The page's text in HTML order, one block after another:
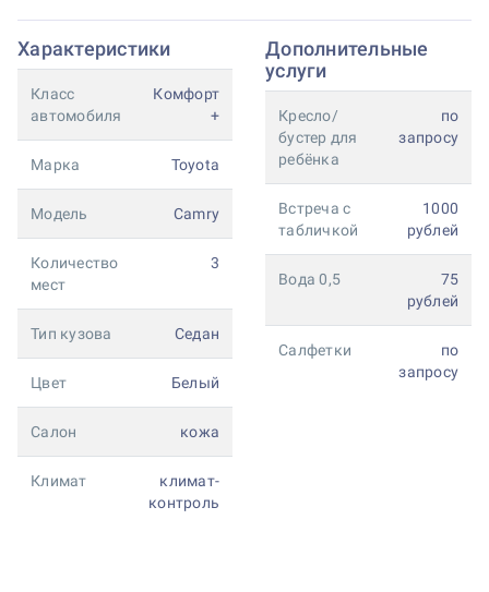
Характеристики
Класс
автомобиля
Комфорт
+
Марка Toyota
Модель Camry
Количество
мест
3
Тип кузова Седан
Цвет Белый
Салон кожа
Климат
климат-
контроль
Дополнительные
услуги
Кресло/
бустер для
ребёнка
по
запросу
Встреча с
табличкой
1000
рублей
Вода 0,5
75
рублей
Салфетки
по
запросу